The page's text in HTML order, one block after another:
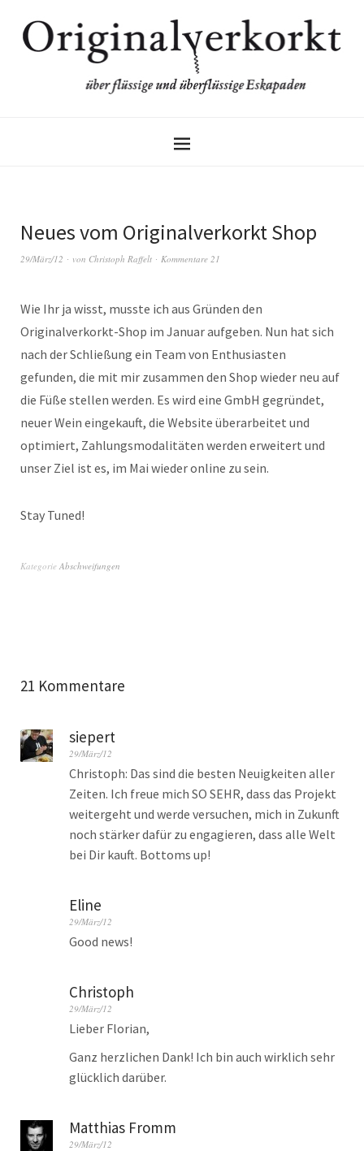
Neues vom Originalverkorkt Shop
29/März/12 von Christoph Raffelt Kommentare 21
Wie Ihr ja wisst, musste ich aus Gründen den
Originalverkorkt-Shop im Januar aufgeben. Nun hat sich
nach der Schließung ein Team von Enthusiasten
gefunden, die mit mir zusammen den Shop wieder neu auf
die Füße stellen werden. Es wird eine GmbH gegründet,
neuer Wein eingekauft, die Website überarbeitet und
optimiert, Zahlungsmodalitäten werden erweitert und
unser Ziel ist es, im Mai wieder online zu sein.
Stay Tuned!
Kategorie Abschweifungen
21 Kommentare
siepert
29/März/12
Christoph: Das sind die besten Neuigkeiten aller
Zeiten. Ich freue mich SO SEHR, dass das Projekt
weitergeht und werde versuchen, mich in Zukunft
noch stärker dafür zu engagieren, dass alle Welt
bei Dir kauft. Bottoms up!
Eline
29/März/12
Good news!
Christoph
29/März/12
Lieber Florian,
Ganz herzlichen Dank! Ich bin auch wirklich sehr
glücklich darüber.
Matthias Fromm
29/März/12